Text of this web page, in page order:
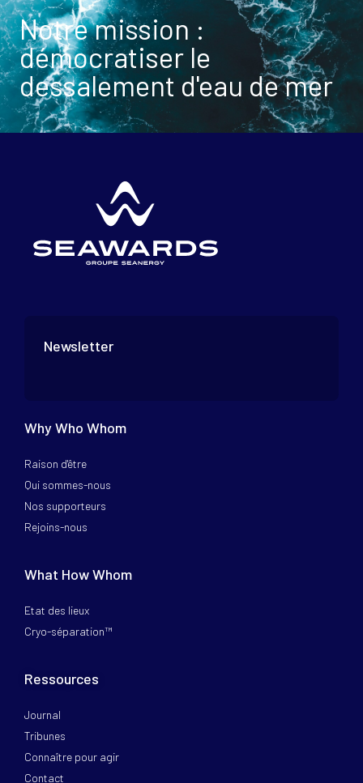
Notre mission :
démocratiser le
dessalement d'eau de mer
Newsletter
Why Who Whom
Raison d'être
Qui sommes-nous
Nos supporteurs
Rejoins-nous
What How Whom
Etat des lieux
Cryo-séparation™
Ressources
Journal
Tribunes
Connaître pour agir
Contact